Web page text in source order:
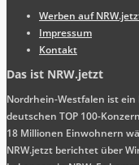
Werben auf
Impressum
Kontakt
Das ist NRW.jetzt
Nordrhein-Westfalen ist
deutschen TOP 100-
18 Millionen Einwohnern
NRW.jetzt berichtet über